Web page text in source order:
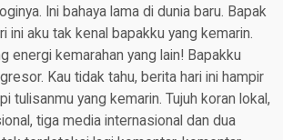
Ini bahaya lama di dunia baru. Bapak
ini aku tak kenal bapakku yang kemarin.
energi kemarahan yang lain! Bapakku
Kau tidak tahu, berita hari ini hampir
tulisanmu yang kemarin. Tujuh koran lokal,
tiga media internasional dan dua